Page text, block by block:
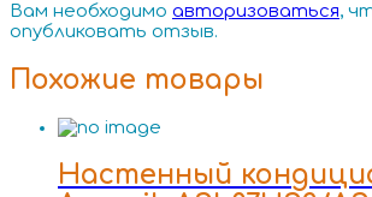
Вам необходимо авторизоваться,
опубликовать отзыв.
Похожие товары
Настенный